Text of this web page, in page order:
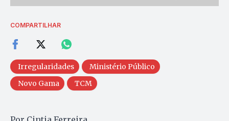
COMPARTILHAR
Irregularidades
Ministério Público
Novo Gama
TCM